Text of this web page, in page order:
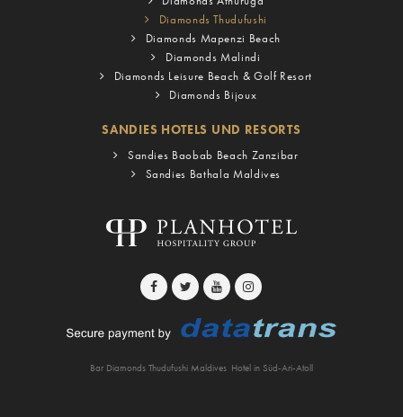
Diamonds Thudufushi
Diamonds Mapenzi Beach
Diamonds Malindi
Diamonds Leisure Beach & Golf Resort
Diamonds Bijoux
SANDIES HOTELS UND RESORTS
Sandies Baobab Beach Zanzibar
Sandies Bathala Maldives
Bar Diamonds Thudufushi Maldives Hotel in Süd-Ari-Atoll